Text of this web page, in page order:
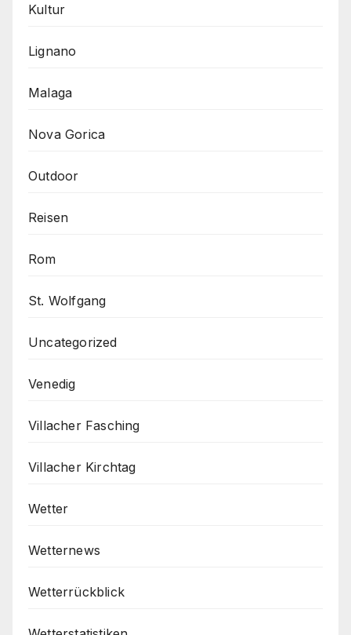
Kultur
Lignano
Malaga
Nova Gorica
Outdoor
Reisen
Rom
St. Wolfgang
Uncategorized
Venedig
Villacher Fasching
Villacher Kirchtag
Wetter
Wetternews
Wetterrückblick